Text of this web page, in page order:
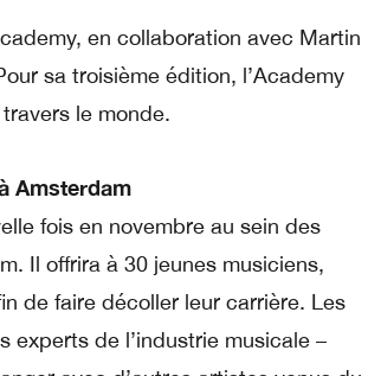
en collaboration avec Martin
sa troisième édition, l’Academy
le monde.
Amsterdam
fois en novembre au sein des
Il offrira à 30 jeunes musiciens,
de faire décoller leur carrière. Les
experts de l’industrie musicale –